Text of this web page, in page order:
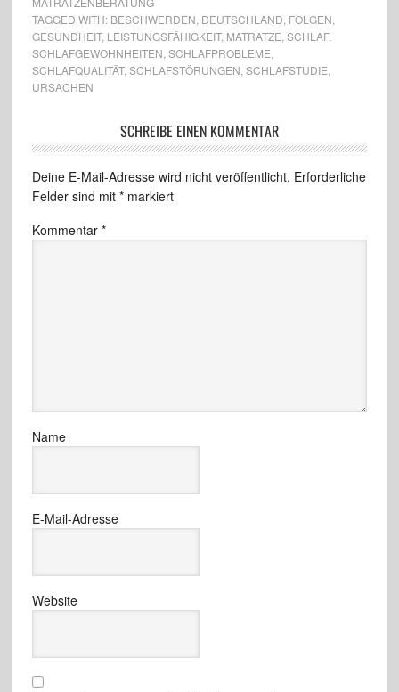
TAGGED WITH: BESCHWERDEN DEUTSCHLAND FOLGEN
GESUNDHEIT, LEISTUNGSFÄHIGKEIT, MATRATZE SCHLAF,
SCHLAFGEWOHNHEITEN SCHLAFPROBLEME
SCHLAFQUALITÄT, SCHLAFSTÖRUNGEN SCHLAFSTUDIE
URSACHEN
SCHREIBE EINEN KOMMENTAR
Deine E-Mail-Adresse wird nicht veröffentlicht. Erforderliche
Felder sind mit *markiert
Kommentar *
Name
E-Mail-Adresse
Website